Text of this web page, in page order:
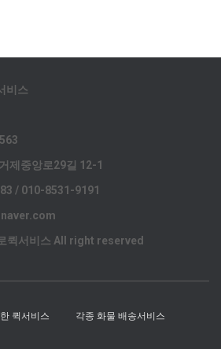
비스
중앙로29길 12-1
/ 010-8531-9191
퀵서비스 All right reserved
퀵서비스 각종 화물 배송서비스